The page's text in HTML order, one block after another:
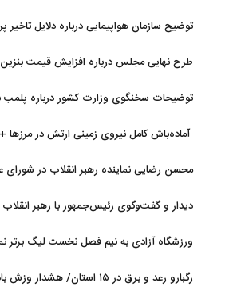
توضیح سازمان هواپیمایی درباره دلایل تاخیر
طرح نهایی مجلس درباره افزایش قیمت
توضیحات سخنگوی وزارت کشور درباره پلمب
آماده‌باش کامل نیروی زمینی ارتش در مرزها +
محسن رضایی نماینده رهبر انقلاب در
دیدار و گفت‌وگوی رئیس‌جمهور با رهبر
ورزشگاه آزادی به نیم فصل نخست لیگ برتر
رگبارو رعد و برق در ۱۵ استان/ هشدار وزش باد برای ۱۳ استان‌